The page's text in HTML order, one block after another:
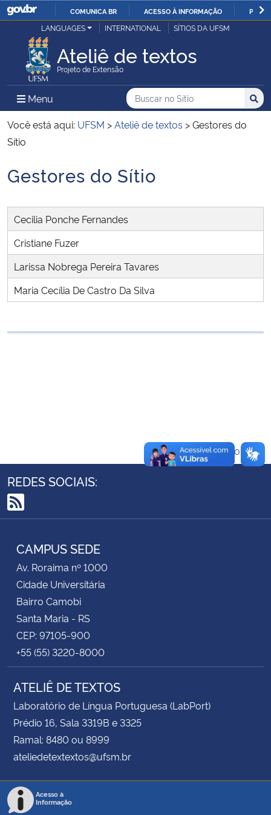
IR
O
COMUNICA BR ACESSO À INFORMAÇÃO
Ministério da Justiça e Segurança Pública
Ministério da Defesa
Ministério das Relações Exteriores
Ministério da Infraestrutura
Ministério da Agricultura, Pecuária e Abastecimento
Ministério da Educação
Ministério da Cidadania
Controladoria-Geral da União
Secretaria-Geral
Secretaria de Governo
Gabinete de Segurança Institucional
Advocacia-Geral da União
LANGUAGES INTERNATIONAL SÍTIOS DA UFSM
Ateliê de textos
Projeto de Extensão
Menu Menu Principal do Sítio
Busca
Buscar no no Sítio
Busca:
Você está aqui: UFSM >Ateliê de textos >Gestores do
Sítio
Início do conteúdo
Gestores do Sítio
Cecilia Ponche Fernandes
Cristiane Fuzer
Larissa Nobrega Pereira Tavares
Maria Cecília De Castro Da Silva
Voltar ao topo
REDES SOCIAIS:
RSS
CAMPUS SEDE
Av. Roraima nº 1000
Cidade Universitária
Bairro Camobi
Santa Maria - RS
CEP: 97105-900
+55 (55) 3220-8000
ATELIÊ DE TEXTOS
Laboratório de Língua Portuguesa (LabPort)
Prédio 16, Sala 3319B e 3325
Ramal: 8480 ou 8999
ateliedetextextos@ufsm.br
Acesso à
Informação